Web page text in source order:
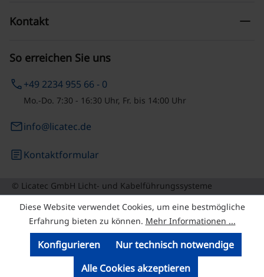
So erreichen Sie uns
phone+49 2234 955 66 - 0
Mo.-Do. 7:30 - 16:30 Uhr, Fr. bis 14:00 Uhr
emailinfo@licatec.de
articleKontaktformular
Kontakt remove
© Licatec GmbH Licht- und Kabelführungssysteme
Diese Website verwendet Cookies, um eine bestmögliche
Erfahrung bieten zu können. Mehr Informationen ...
Nur technisch notwendige
Konfigurieren
Alle Cookies akzeptieren